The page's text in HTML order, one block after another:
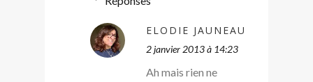
ELODIE JAUNEAU
2 janvier 2013 à 14:23
Ah mais rien ne